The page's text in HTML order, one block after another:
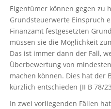
Eigentümer können gegen zu
Grundsteuerwerte Einspruch
Finanzamt festgesetzten
müssen sie die Möglichkeit
Das ist immer dann der Fall,
Überbewertung von
machen können. Dies hat der
kürzlich entschieden [II B 78/
In zwei vorliegenden Fällen